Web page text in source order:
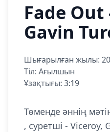
Fade Out
Gavin
Шығарылған жылы:
Тіл: Ағылшын
Ұзақтығы: 3:19
Төменде әннің
, суретші - Viceroy,